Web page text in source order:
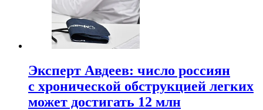
Эксперт Авдеев: число россиян
с хронической обструкцией легких
может достигать 12 млн